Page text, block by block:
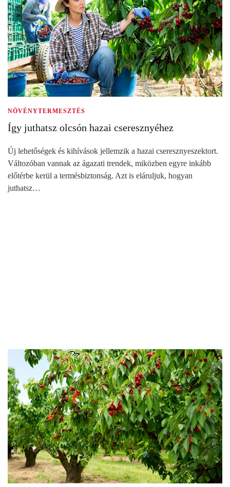
NÖVÉNYTERMESZTÉS
Így juthatsz olcsón hazai cseresznyéhez
Új lehetőségek és kihívások jellemzik a hazai cseresznyeszektort.
Változóban vannak az ágazati trendek, miközben egyre inkább
előtérbe kerül a termésbiztonság. Azt is eláruljuk, hogyan
juthatsz…